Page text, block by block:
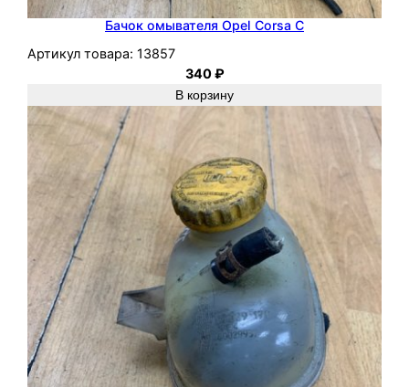
Бачок омывателя Opel Corsa C
Артикул товара: 13857
340₽
В корзину